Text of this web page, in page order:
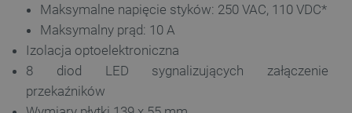
Maksymalne napięcie styków: 250 VAC, 110 VDC*
Maksymalny prąd: 10 A
Izolacja optoelektroniczna
8 diod LED sygnalizujących załączenie
przekaźników